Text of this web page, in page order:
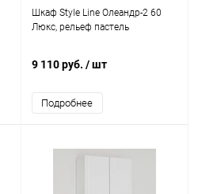
Шкаф Style Line Олеандр-2 60
Люкс, рельеф пастель
9 110 руб. / шт
Подробнее